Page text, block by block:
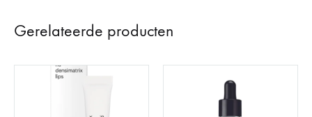
Gerelateerde producten